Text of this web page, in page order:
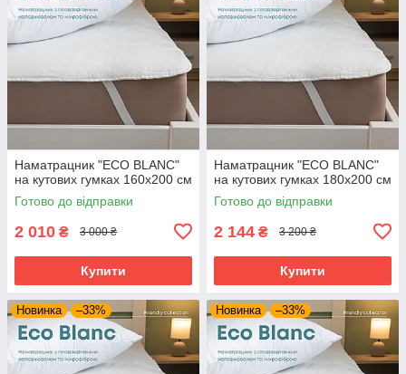
Наматрацник "ECO BLANC"
на кутових гумках 160х200 см
Готово до відправки
2 010 ₴ 3 000 ₴
Купити
Наматрацник "ECO BLANC"
на кутових гумках 180х200 см
Готово до відправки
2 144 ₴ 3 200 ₴
Купити
Новинка –33% Новинка –33%